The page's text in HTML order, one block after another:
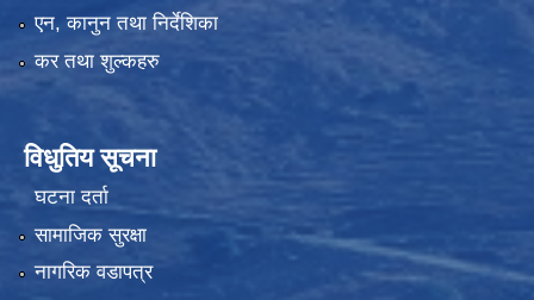
एन, कानुन तथा निर्देशिका
कर तथा शुल्कहरु
विधुतिय सूचना
घटना दर्ता
सामाजिक सुरक्षा
नागरिक वडापत्र